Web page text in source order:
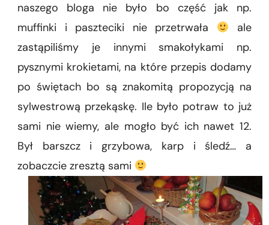
naszego bloga nie było bo część jak np.
muffinki i paszteciki nie przetrwała
ale
zastąpiliśmy je innymi smakołykami np.
pysznymi krokietami, na które przepis dodamy
po świętach bo są znakomitą propozycją na
sylwestrową przekąskę. Ile było potraw to już
sami nie wiemy, ale mogło być ich nawet 12.
Był barszcz i grzybowa, karp i śledź… a
zobaczcie zresztą sami